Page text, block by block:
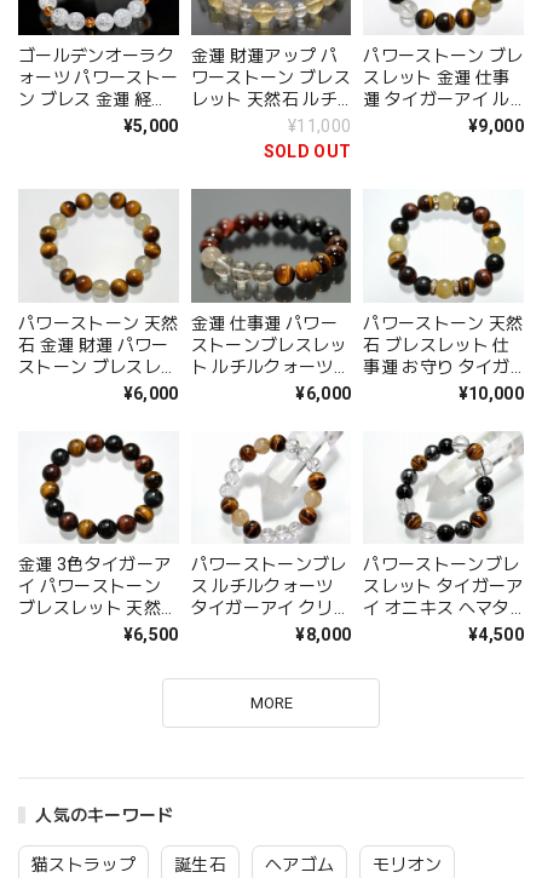
人気のキーワード
猫ストラップ 誕生石 ヘアゴム モリオン
ゴールデンオーラク
ォーツ パワーストー
ン ブレス 金運 経済
力 才能開花 希望 愛
プレゼント メール便
送料無料 開運ブレス
ギフト 金運アップ
グッズ アクセサリー
¥5,000
金運 財運アップ パ
ワーストーン ブレス
レット 天然石 ルチ
ルクォーツ ガーデン
クォーツ シトリン
ル便 送料無料
¥11,000
SOLD OUT
パワーストーン ブレ
スレット 金運 仕事
運 タイガーアイ ル
チルクォーツ クリス
¥9,000
パワーストーン 天然
石 金運 財運 パワー
ストーン ブレスレッ
ト タイガーアイ ル
ギフト 送料無料
¥6,000
金運 仕事運 パワー
ストーンブレスレッ
ト ルチルクォーツ
フォークスアイ タイ
ガーアイ 金運アップ
メンズ
¥6,000
パワーストーン 天然
石 ブレスレット 仕
事運 お守り タイガ
ーアイ ファルコンア
イ ルチルクォーツ
メンズ 金運 ギフト
送料無料
¥10,000
金運 3色タイガーア
イ パワーストーン
ブレスレット 天然石
仕事運 事業運 ブレ
イ レッドタイガーア
¥6,500
パワーストーンブレ
ス ルチルクォーツ
タイガーアイ クリス
タル 水晶 天然石 魔
運 お守り メンズ ス
トーン 開運 送料無
ギフト
¥8,000
パワーストーンブレ
スレット タイガーア
イ オニキス ヘマタ
イト クリスタル ギ
運 金運 事業運 魔よ
¥4,500
MORE